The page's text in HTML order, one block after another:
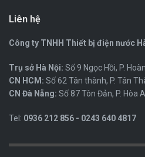
Liên hệ
Công ty TNHH Thiết bị điện nước
Trụ sở Hà Nội: Số 9 Ngọc Hồi, P.
CN HCM: Số 62 Tân thành, P. Tân
CN Đà Nẵng: Số 87 Tôn Đản, P. Hòa
Tel: 0936 212 856 - 0243 640 4817